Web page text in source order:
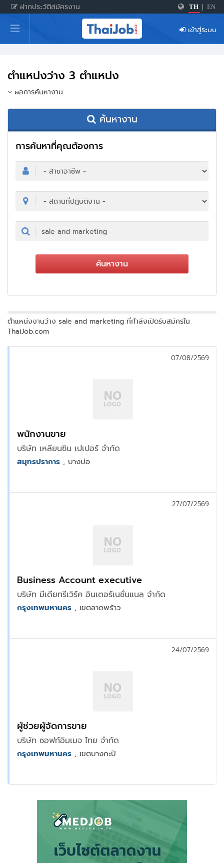
ฝากประวัติสมัครงาน TH EN
หน้าหลัก
ผู้สมัครงาน: เข้าสู่ระบบ
เกร็ดความรู้
สำหรับผู้ประกอบการ
เข้าสู่ระบบ
ตำแหน่งว่าง 3 ตำแหน่ง
ผลการค้นหางาน
ค้นหางาน
การค้นหาที่คุณต้องการ
ค้นหางาน
ตำแหน่งงานว่าง sale and marketing ที่กำลังเปิดรับสมัครใน
ThaiJob.com
พนักงานขาย
บริษัท เหลียนซิน เปเปอร์ จำกัด
07/08/2569
สมุทรปราการ , บางบ่อ
ฺBusiness Account executive
บริษัท มีเดียทรีเวิร์ค อินเตอร์เนชั่นแนล จำกัด
27/07/2569
กรุงเทพมหานคร , เขตลาดพร้าว
ผู้ช่วยผู้จัดการขาย
บริษัท ซอฟท์อิมเมจ ไทย จำกัด
24/07/2569
กรุงเทพมหานคร , เขตบางกะปิ